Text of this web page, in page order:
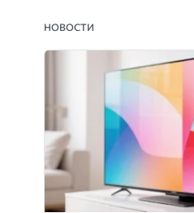
НОВОСТИ